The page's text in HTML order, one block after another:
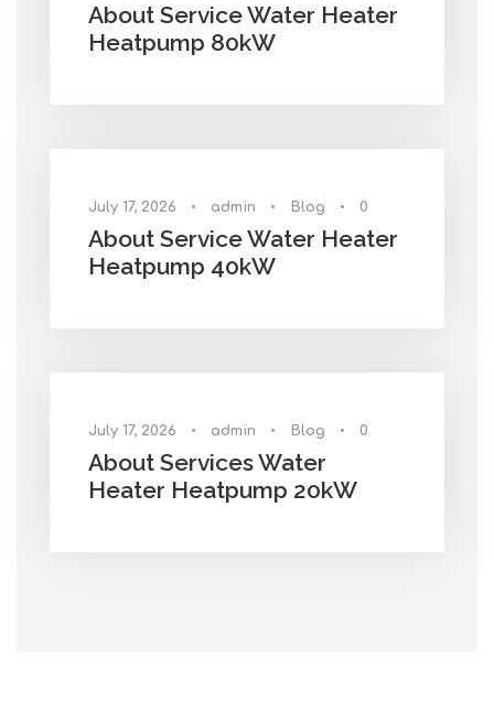
About Service Water Heater
Heatpump 80kW
July 17, 2026 • admin • Blog • 0
About Service Water Heater
Heatpump 40kW
July 17, 2026 • admin • Blog • 0
About Services Water
Heater Heatpump 20kW